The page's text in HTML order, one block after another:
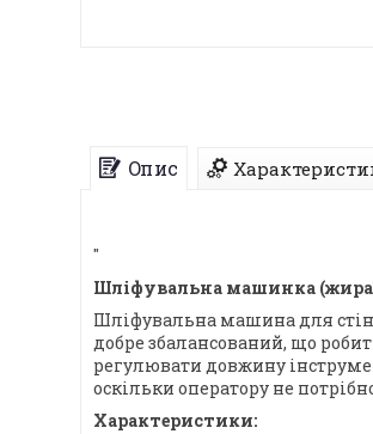
Опис
"
Шліфувальна машинка
Шліфувальна машина для стін
добре збалансований, що
регулювати довжину
оскільки оператору не
Характеристики: